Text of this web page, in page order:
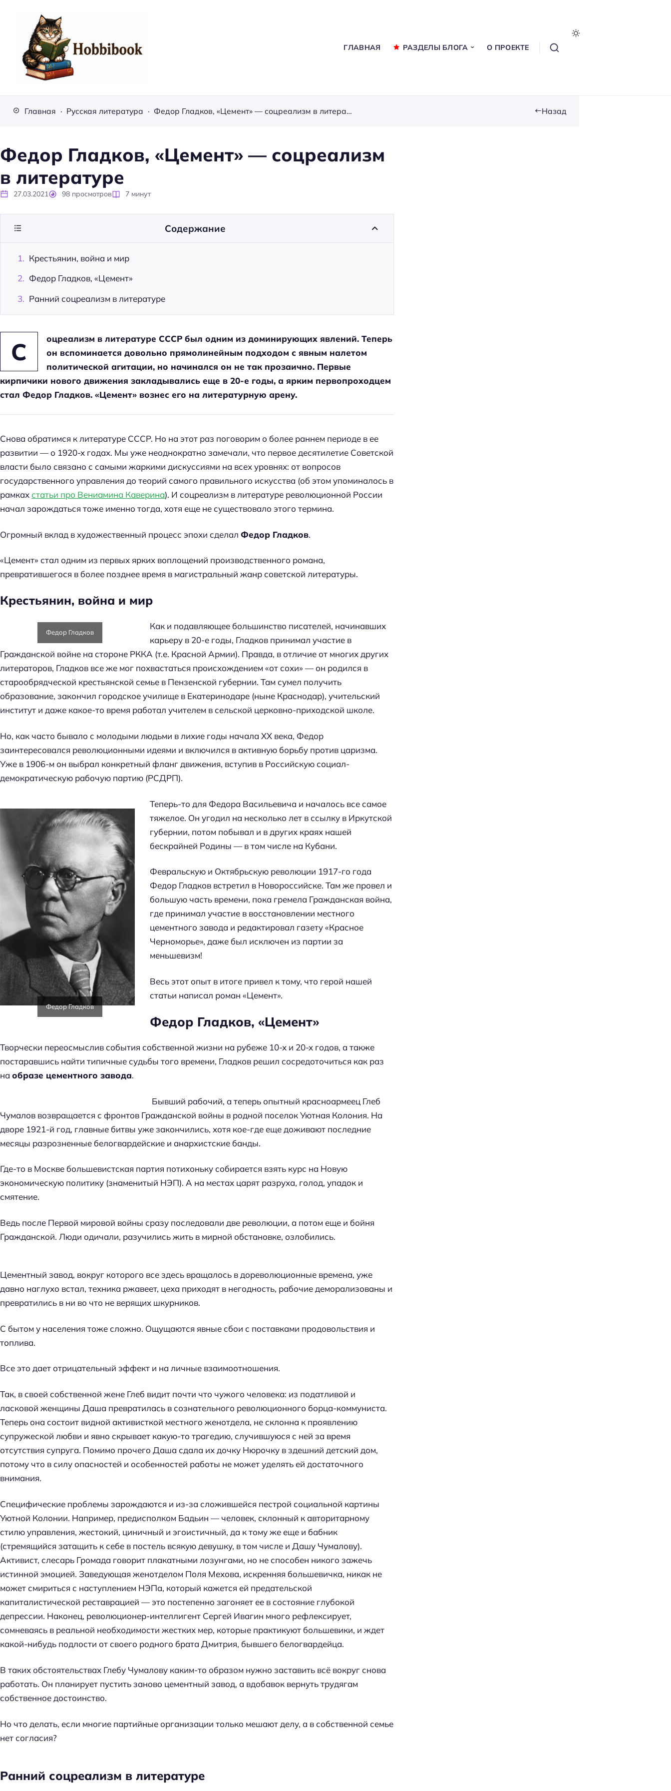
b
o
ГЛАВНАЯ РАЗДЕЛЫ БЛОГА О ПРОЕКТЕ
Главная Русская литература Федор Гладков, «Цемент» — соцреализм в литературе Назад
Федор Гладков, «Цемент» — соцреализм
в литературе
27.03.2021 98 просмотров 7 минут
С
оцреализм в литературе СССР был одним из доминирующих явлений. Теперь
он вспоминается довольно прямолинейным подходом с явным налетом
политической агитации, но начинался он не так прозаично. Первые
кирпичики нового движения закладывались еще в 20-е годы, а ярким первопроходцем
стал Федор Гладков. «Цемент» вознес его на литературную арену.
Снова обратимся к литературе СССР. Но на этот раз поговорим о более раннем периоде в ее
развитии — о 1920-х годах. Мы уже неоднократно замечали, что первое десятилетие Советской
власти было связано с самыми жаркими дискуссиями на всех уровнях: от вопросов
государственного управления до теорий самого правильного искусства (об этом упоминалось в
рамках статьи про Вениамина Каверина). И соцреализм в литературе революционной России
начал зарождаться тоже именно тогда, хотя еще не существовало этого термина.
Огромный вклад в художественный процесс эпохи сделал Федор Гладков.
«Цемент» стал одним из первых ярких воплощений производственного романа,
превратившегося в более позднее время в магистральный жанр советской литературы.
Крестьянин, война и мир
Федор Гладков
Как и подавляющее большинство писателей, начинавших
карьеру в 20-е годы, Гладков принимал участие в
Гражданской войне на стороне РККА (т.е. Красной Армии). Правда, в отличие от многих других
литераторов, Гладков все же мог похвастаться происхождением «от сохи» — он родился в
старообрядческой крестьянской семье в Пензенской губернии. Там сумел получить
образование, закончил городское училище в Екатеринодаре (ныне Краснодар), учительский
институт и даже какое-то время работал учителем в сельской церковно-приходской школе.
Но, как часто бывало с молодыми людьми в лихие годы начала ХХ века, Федор
заинтересовался революционными идеями и включился в активную борьбу против царизма.
Уже в 1906-м он выбрал конкретный фланг движения, вступив в Российскую социал-
демократическую рабочую партию (РСДРП).
Федор Гладков
Теперь-то для Федора Васильевича и началось все самое
тяжелое. Он угодил на несколько лет в ссылку в Иркутской
губернии, потом побывал и в других краях нашей
бескрайней Родины — в том числе на Кубани.
Февральскую и Октябрьскую революции 1917-го года
Федор Гладков встретил в Новороссийске. Там же провел и
большую часть времени, пока гремела Гражданская война,
где принимал участие в восстановлении местного
цементного завода и редактировал газету «Красное
Черноморье», даже был исключен из партии за
меньшевизм!
Весь этот опыт в итоге привел к тому, что герой нашей
статьи написал роман «Цемент».
Федор Гладков, «Цемент»
Творчески переосмыслив события собственной жизни на рубеже 10-х и 20-х годов, а также
постаравшись найти типичные судьбы того времени, Гладков решил сосредоточиться как раз
на образе цементного завода.
Бывший рабочий, а теперь опытный красноармеец Глеб
Чумалов возвращается с фронтов Гражданской войны в родной поселок Уютная Колония. На
дворе 1921-й год, главные битвы уже закончились, хотя кое-где еще доживают последние
месяцы разрозненные белогвардейские и анархистские банды.
Где-то в Москве большевистская партия потихоньку собирается взять курс на Новую
экономическую политику (знаменитый НЭП). А на местах царят разруха, голод, упадок и
смятение.
Ведь после Первой мировой войны сразу последовали две революции, а потом еще и бойня
Гражданской. Люди одичали, разучились жить в мирной обстановке, озлобились.
Цементный завод, вокруг которого все здесь вращалось в дореволюционные времена, уже
давно наглухо встал, техника ржавеет, цеха приходят в негодность, рабочие деморализованы и
превратились в ни во что не верящих шкурников.
С бытом у населения тоже сложно. Ощущаются явные сбои с поставками продовольствия и
топлива.
Все это дает отрицательный эффект и на личные взаимоотношения.
Так, в своей собственной жене Глеб видит почти что чужого человека: из податливой и
ласковой женщины Даша превратилась в сознательного революционного борца-коммуниста.
Теперь она состоит видной активисткой местного женотдела, не склонна к проявлению
супружеской любви и явно скрывает какую-то трагедию, случившуюся с ней за время
отсутствия супруга. Помимо прочего Даша сдала их дочку Нюрочку в здешний детский дом,
потому что в силу опасностей и особенностей работы не может уделять ей достаточного
внимания.
Специфические проблемы зарождаются и из-за сложившейся пестрой социальной картины
Уютной Колонии. Например, предисполком Бадьин — человек, склонный к авторитарному
стилю управления, жестокий, циничный и эгоистичный, да к тому же еще и бабник
(стремящийся затащить к себе в постель всякую девушку, в том числе и Дашу Чумалову).
Активист, слесарь Громада говорит плакатными лозунгами, но не способен никого зажечь
истинной эмоцией. Заведующая женотделом Поля Мехова, искренняя большевичка, никак не
может смириться с наступлением НЭПа, который кажется ей предательской
капиталистической реставрацией — это постепенно загоняет ее в состояние глубокой
депрессии. Наконец, революционер-интеллигент Сергей Ивагин много рефлексирует,
сомневаясь в реальной необходимости жестких мер, которые практикуют большевики, и ждет
какой-нибудь подлости от своего родного брата Дмитрия, бывшего белогвардейца.
В таких обстоятельствах Глебу Чумалову каким-то образом нужно заставить всё вокруг снова
работать. Он планирует пустить заново цементный завод, а вдобавок вернуть трудягам
собственное достоинство.
Но что делать, если многие партийные организации только мешают делу, а в собственной семье
нет согласия?
Ранний соцреализм в литературе
Содержание
Крестьянин, война и мир
Федор Гладков, «Цемент»
Ранний соцреализм в литературе
а
и
: